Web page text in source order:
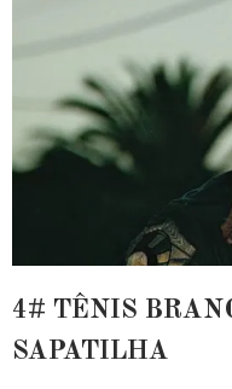
4# TÊNIS
SAPATILHA